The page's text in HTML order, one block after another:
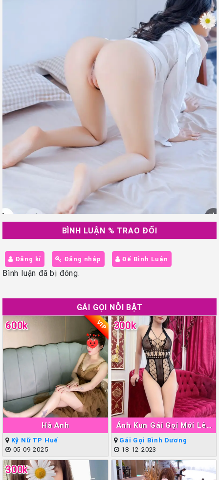
BÌNH LUẬN % TRAO ĐỔI
Đăng kí Đăng nhập Để Bình Luận
Bình luận đã bị đóng.
GÁI GỌI NỖI BẬT
Hà Anh
600k VIP
Kỹ Nữ TP Huế
05-09-2025
Ánh Kun Gái Gọi Mới Lên
Sóng Thuận An
300k
Gái Gọi Bình Dương
18-12-2023
300k